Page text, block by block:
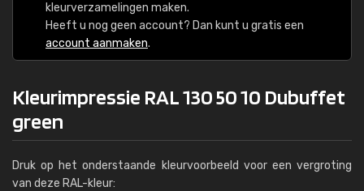
kleurverzamelingen maken.
Heeft u nog geen account? Dan kunt u gratis een
account aanmaken.
Kleurimpressie RAL 130 50 10 Dubuffet
green
Druk op het onderstaande kleurvoorbeeld voor een vergroting
van deze RAL-kleur: